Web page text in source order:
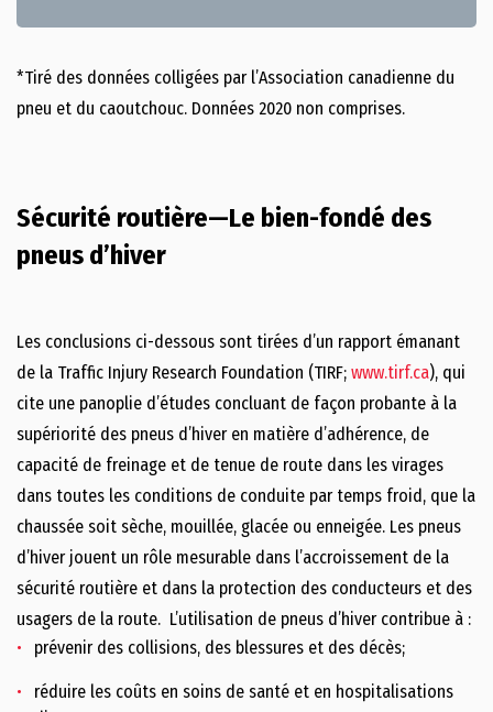
*Tiré des données colligées par l’Association canadienne du
pneu et du caoutchouc. Données 2020 non comprises.
Sécurité routière—Le bien-fondé des
pneus d’hiver
Les conclusions ci-dessous sont tirées d’un rapport émanant
de la Traffic Injury Research Foundation (TIRF; www.tirf.ca), qui
cite une panoplie d’études concluant de façon probante à la
supériorité des pneus d’hiver en matière d’adhérence, de
capacité de freinage et de tenue de route dans les virages
dans toutes les conditions de conduite par temps froid, que la
chaussée soit sèche, mouillée, glacée ou enneigée. Les pneus
d’hiver jouent un rôle mesurable dans l’accroissement de la
sécurité routière et dans la protection des conducteurs et des
usagers de la route. L’utilisation de pneus d’hiver contribue à :
prévenir des collisions, des blessures et des décès;
réduire les coûts en soins de santé et en hospitalisations